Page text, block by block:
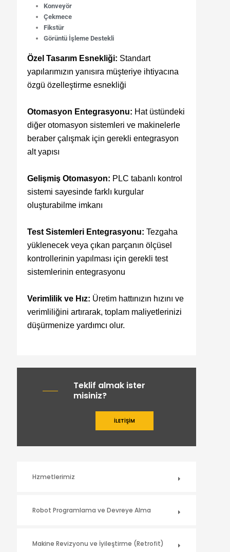
Konveyör
Çekmece
Fikstür
Görüntü İşleme Destekli
Özel Tasarım Esnekliği: Standart
yapılarımızın yanısıra müşteriye ihtiyacına
özgü özelleştirme esnekliği
Otomasyon Entegrasyonu: Hat üstündeki
diğer otomasyon sistemleri ve makinelerle
beraber çalışmak için gerekli entegrasyon
alt yapısı
Gelişmiş Otomasyon: PLC tabanlı kontrol
sistemi sayesinde farklı kurgular
oluşturabilme imkanı
Test Sistemleri Entegrasyonu: Tezgaha
yüklenecek veya çıkan parçanın ölçüsel
kontrollerinin yapılması için gerekli test
sistemlerinin entegrasyonu
Verimlilik ve Hız: Üretim hattınızın hızını ve
verimliliğini artırarak, toplam maliyetlerinizi
düşürmenize yardımcı olur.
Teklif almak ister
misiniz?
İLETIŞIM
Hzmetlerimiz
Robot Programlama ve Devreye Alma
Makine Revizyonu ve İyileştirme (Retrofit)